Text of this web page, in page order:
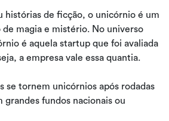
histórias de ficção, o unicórnio é um
magia e mistério. No universo
é aquela startup que foi avaliada
a empresa vale essa quantia.
se tornem unicórnios após rodadas
fundos nacionais ou